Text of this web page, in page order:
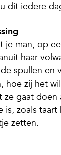
dit iedere
je man, op
haar
spullen en
hoe zij het
ze gaat
is, zoals
zetten.